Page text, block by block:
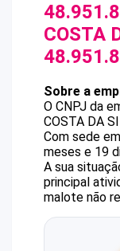
COSTA
Sobre a
O CNPJ da
COSTA DA
Com sede
meses e 19
A sua
principal
malote não